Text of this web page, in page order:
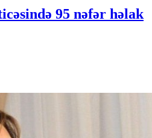
95 nəfər həlak